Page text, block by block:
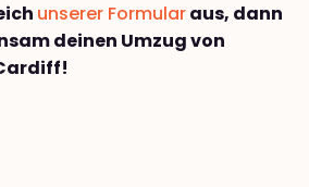
unserer Formularaus, dann
deinen Umzug von